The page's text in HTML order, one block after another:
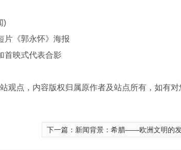
)
片《郭永怀》海报
首映式代表合影
观点，内容版权归属原作者及站点所有，如有
下一篇： 新闻背景：希腊——欧洲文明的